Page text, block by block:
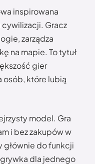
inspirowana
Gracz
zarządza
na mapie. To tytuł
gier
osób, które lubią
model. Gra
i bez zakupów w
do funkcji
dla jednego